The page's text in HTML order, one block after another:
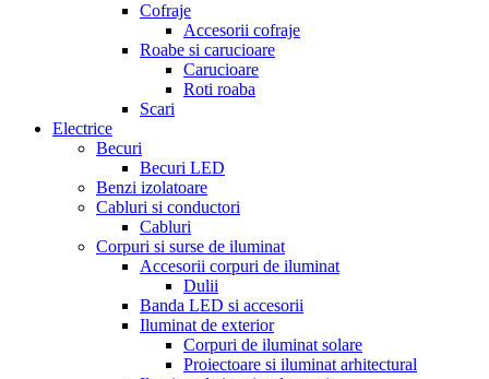
Cofraje
Accesorii cofraje
Roabe si carucioare
Carucioare
Roti roaba
Scari
Electrice
Becuri
Becuri LED
Benzi izolatoare
Cabluri si conductori
Cabluri
Corpuri si surse de iluminat
Accesorii corpuri de iluminat
Dulii
Banda LED si accesorii
Iluminat de exterior
Corpuri de iluminat solare
Proiectoare si iluminat arhitectural